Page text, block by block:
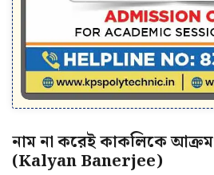
নাম না করেই কাকলিকে
(Kalyan Banerjee)